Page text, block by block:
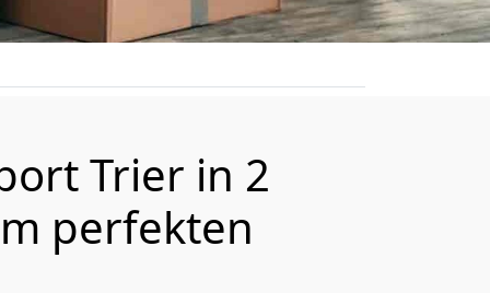
Trier in 2
perfekten